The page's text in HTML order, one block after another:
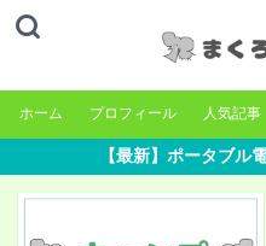
ホーム プロフィール 人気記事
【最新】ポータブル